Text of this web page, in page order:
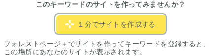
このキーワードのサイトを作ってみませんか？
１分でサイトを作成する
フォレストページ＋でサイトを作ってキーワードを登録すると、
この場所にあなたのサイトが表示されます。